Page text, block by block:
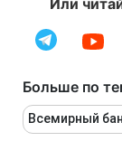
Или
Больше по
Всемирный